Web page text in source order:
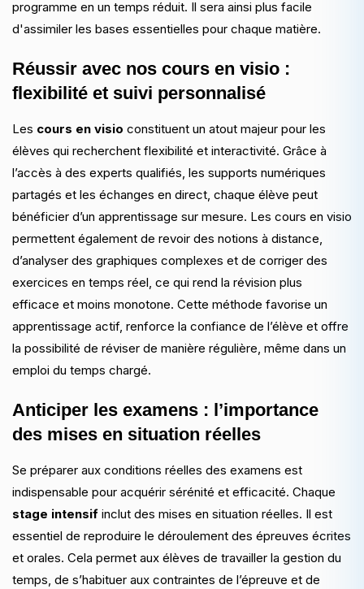
programme en un temps réduit. Il sera ainsi plus facile
d'assimiler les bases essentielles pour chaque matière.
Réussir avec nos cours en visio :
flexibilité et suivi personnalisé
Les cours en visio constituent un atout majeur pour les
élèves qui recherchent flexibilité et interactivité. Grâce à
l’accès à des experts qualifiés, les supports numériques
partagés et les échanges en direct, chaque élève peut
bénéficier d’un apprentissage sur mesure. Les cours en visio
permettent également de revoir des notions à distance,
d’analyser des graphiques complexes et de corriger des
exercices en temps réel, ce qui rend la révision plus
efficace et moins monotone. Cette méthode favorise un
apprentissage actif, renforce la confiance de l’élève et offre
la possibilité de réviser de manière régulière, même dans un
emploi du temps chargé.
Anticiper les examens : l’importance
des mises en situation réelles
Se préparer aux conditions réelles des examens est
indispensable pour acquérir sérénité et efficacité. Chaque
stage intensif inclut des mises en situation réelles. Il est
essentiel de reproduire le déroulement des épreuves écrites
et orales. Cela permet aux élèves de travailler la gestion du
temps, de s’habituer aux contraintes de l’épreuve et de